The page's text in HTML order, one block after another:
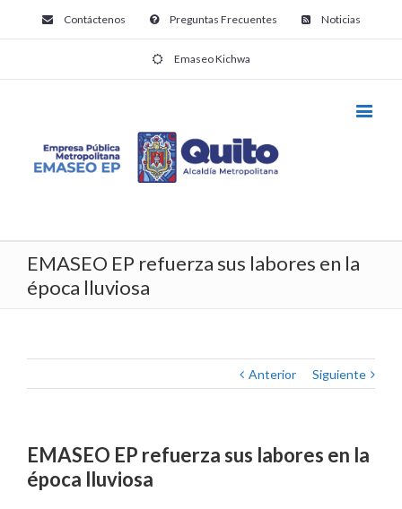
Contáctenos Preguntas Frecuentes Noticias
Emaseo Kichwa
EMASEO EP refuerza sus labores en la
época lluviosa
Anterior Siguiente
EMASEO EP refuerza sus labores en la
época lluviosa